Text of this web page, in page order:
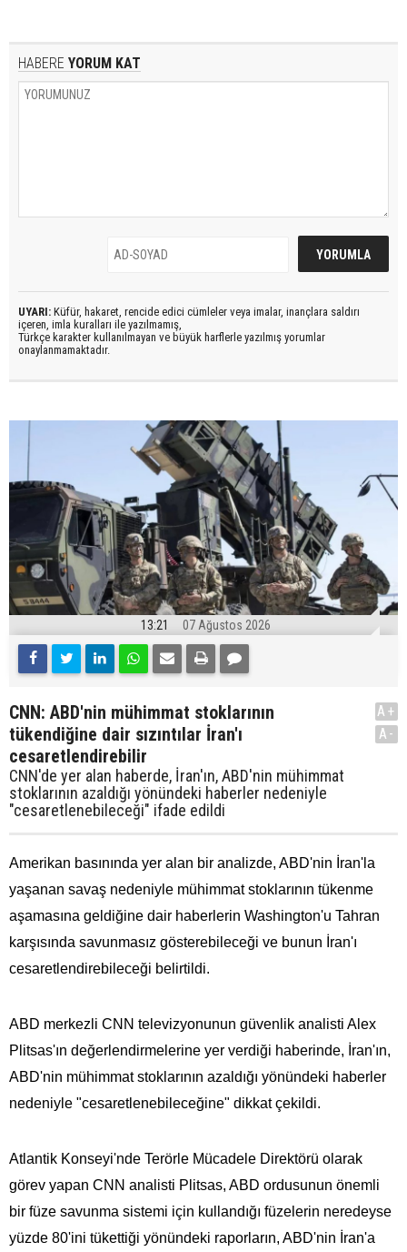
HABERE YORUM KAT
UYARI: Küfür, hakaret, rencide edici cümleler veya imalar, inançlara saldırı
içeren, imla kuralları ile yazılmamış,
Türkçe karakter kullanılmayan ve büyük harflerle yazılmış yorumlar
onaylanmamaktadır.
13:21 07 Ağustos 2026
CNN: ABD'nin mühimmat stoklarının
tükendiğine dair sızıntılar İran'ı
cesaretlendirebilir
CNN'de yer alan haberde, İran'ın, ABD'nin mühimmat
stoklarının azaldığı yönündeki haberler nedeniyle
"cesaretlenebileceği" ifade edildi
A+
A-
Amerikan basınında yer alan bir analizde, ABD'nin İran'la
yaşanan savaş nedeniyle mühimmat stoklarının tükenme
aşamasına geldiğine dair haberlerin Washington'u Tahran
karşısında savunmasız gösterebileceği ve bunun İran'ı
cesaretlendirebileceği belirtildi.
ABD merkezli CNN televizyonunun güvenlik analisti Alex
Plitsas'ın değerlendirmelerine yer verdiği haberinde, İran'ın,
ABD'nin mühimmat stoklarının azaldığı yönündeki haberler
nedeniyle "cesaretlenebileceğine" dikkat çekildi.
Atlantik Konseyi'nde Terörle Mücadele Direktörü olarak
görev yapan CNN analisti Plitsas, ABD ordusunun önemli
bir füze savunma sistemi için kullandığı füzelerin neredeyse
yüzde 80'ini tükettiği yönündeki raporların, ABD'nin İran'a